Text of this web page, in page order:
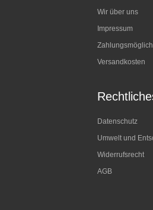
Wir über uns
Impressum
Versandkosten
Datenschutz
Umwelt und
Widerrufsrecht
AGB